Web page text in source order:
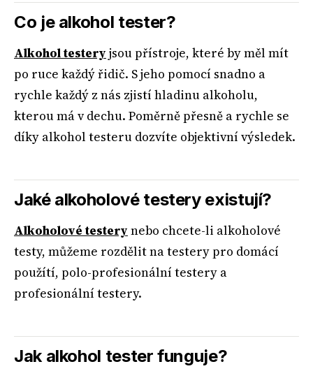
Co je alkohol tester?
Alkohol testery jsou přístroje, které by měl mít
po ruce každý řidič. S jeho pomocí snadno a
rychle každý z nás zjistí hladinu alkoholu,
kterou má v dechu. Poměrně přesně a rychle se
díky alkohol testeru dozvíte objektivní výsledek.
Jaké alkoholové testery existují?
Alkoholové testery nebo chcete-li alkoholové
testy, můžeme rozdělit na testery pro domácí
použítí, polo-profesionální testery a
profesionální testery.
Jak alkohol tester funguje?